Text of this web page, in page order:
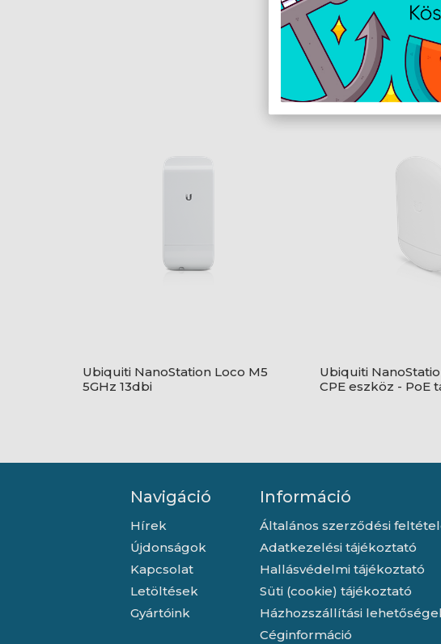
Ubiquiti NanoStation Loco M5
5GHz 13dbi
Ubiquiti
CPE eszköz - PoE
Navigáció
Hírek
Újdonságok
Kapcsolat
Letöltések
Gyártóink
Információ
Általános szerződési
Adatkezelési tájékoztató
Hallásvédelmi tájékoztató
Süti (cookie) tájékoztató
Házhozszállítási
Céginformáció